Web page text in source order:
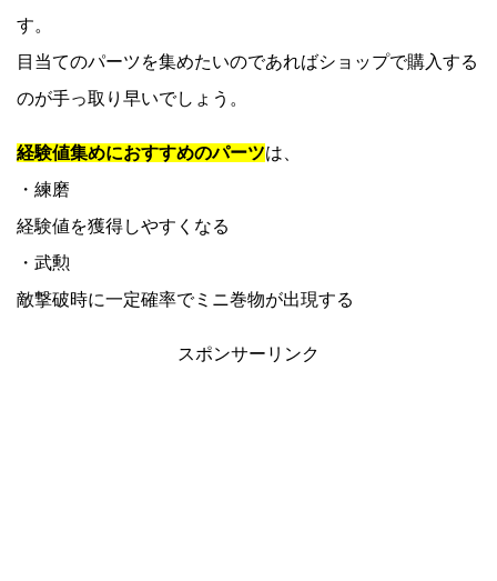
す。
目当てのパーツを集めたいのであればショップで購入する
のが手っ取り早いでしょう。
経験値集めにおすすめのパーツは、
・練磨
経験値を獲得しやすくなる
・武勲
敵撃破時に一定確率でミニ巻物が出現する
スポンサーリンク